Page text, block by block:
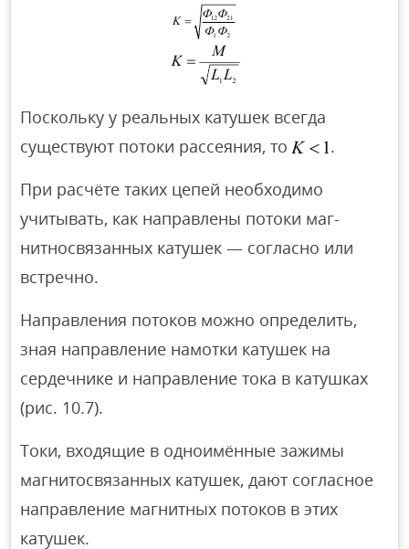
Поскольку у реальных катушек всегда
существуют потоки рассеяния, то
.
При расчёте таких цепей необходимо
учитывать, как направлены потоки маг-
нитносвязанных катушек — согласно или
встречно.
Направления потоков можно определить,
зная направление намотки катушек на
сердечнике и направление тока в катушках
(рис. 10.7).
Токи, входящие в одноимённые зажимы
магнитосвязанных катушек, дают согласное
направление магнитных потоков в этих
катушек.